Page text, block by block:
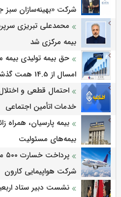
شرکت «بهینه‌سازان سبز
محمدعلی تبریزی
بیمه مركزی شد
حق بیمه تولیدی
امسال از 14.5 همت گذشت
احتمال قطعی و
خدمات اتأمین اجتماعی
بیمه پارسیان، همراه
بیمه‌های مسئولیت
شرکت هواپیمایی کارون
نشست دبیر ستاد